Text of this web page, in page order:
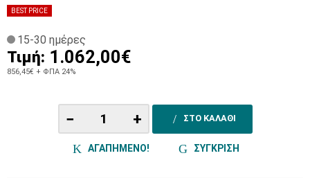
BEST PRICE
15-30 ημέρες
Τιμή: 1.062,00€
856,45€ + ΦΠΑ 24%
− + ΣΤΟ ΚΑΛΑΘΙ
ΑΓΑΠΗΜΕΝΟ! ΣΥΓΚΡΙΣΗ